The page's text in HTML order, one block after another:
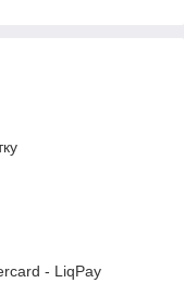
- LiqPay